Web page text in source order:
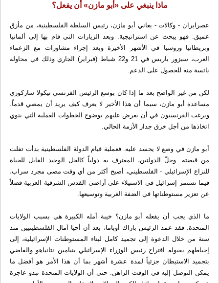
ماذا ينبغي على «أبو مازن» أن يفعل؟
عصرایران - وکالات - يعاني أبو مازن، رئيس السلطة الفلسطينية، من مأزق
عميق. فهو يبحث عن استراتيجية. وبعد الزيارات التي قام بها إلى ألمانيا
وبريطانيا وروسيا في الأشهر الأخيرة وبعد إجراء مشاورات مع الزعماء
العرب، سيزور باريس في 21 و22 شباط (فبراير) الجاري وذلك في محاولة
يائسة منه للحصول على الدعم.
لكن من غير الواضح بعد ما إذا كان بوسع الرئيس الفرنسي نيكولا ساركوزي
مساعدة أبو مازن، سيما أن هذا الأخير لا يعرف كيف يريد أن يمضي قدماً.
ويرغب الفرنسيون في أن يعرض عليهم بوضوح الخطوات العملية التي ينوي
اتخاذها من أجل خرق جدار الأزمة الحالي.
أبو مازن في وضع لا يحسد عليه. فعملية قيام الدولة الفلسطينية بدأت تفلت
من قبضته. وحلّ الدولتين، المعترف به دولياً كالحل الوحيد القابل للحياة
للنزاع الإسرائيلي - الفلسطيني، أصبح أكثر من أي وقت مضى مجرد سراب،
فيما تستمر إسرائيل في الاستيلاء على أراضي القدس الشرقية العربية فضلاً
عن تعزيز مستوطناتها في الضفة الغربية وتوسيعها.
ما الذي يجب أن يفعله أبو مازن؟ خيبة أمله الكبيرة هي بسبب الولايات
المتحدة. فقد عمد الرئيس باراك أوباما، بعد أن أحيا آمال الفلسطينيين منذ
سنة من خلال الدعوة إلى تجميد كامل لبناء المستوطنات الإسرائيلية، إلى
إحباطهم بقبوله اقتراح رئيس الوزراء الإسرائيلي بنيامين نتانياهو والقاضي
بتجميد الاستيطان جزئياً لمدة عشرة أشهر بما أن هذا الأمر هو أفضل ما
يمكن التوصل إليه في الوقت الراهن. حتى أن الولايات المتحدة تبدو عاجزة